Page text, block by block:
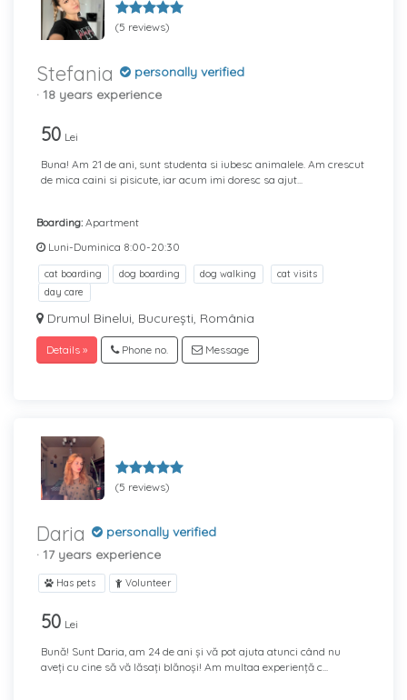
(5 reviews)
Stefania
personally verified
· 18 years experience
50 Lei
Buna! Am 21 de ani, sunt studenta si iubesc animalele. Am crescut
de mica caini si pisicute, iar acum imi doresc sa ajut...
Boarding: Apartment
Luni-Duminica 8:00-20:30
cat boarding dog boarding dog walking
cat visits
day care
Drumul Binelui, București, România
Details » Phone no. Message
(5 reviews)
Daria
personally verified
· 17 years experience
Has pets Volunteer
50 Lei
Bună! Sunt Daria, am 24 de ani și vă pot ajuta atunci când nu
aveți cu cine să vă lăsați blănoși! Am multaa experiență c...